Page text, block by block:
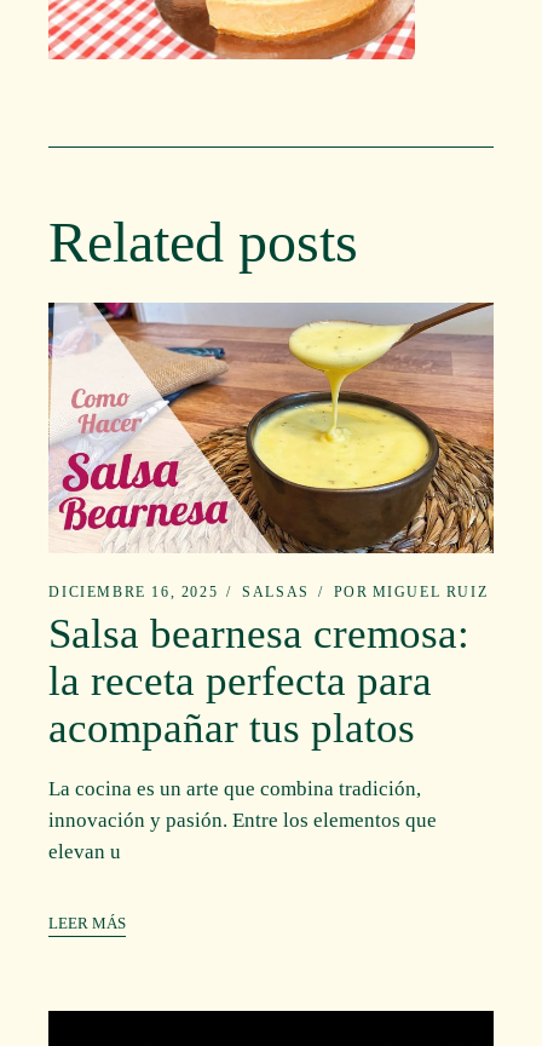
Related posts
DICIEMBRE 16, 2025 SALSAS POR MIGUEL RUIZ
Salsa bearnesa cremosa:
la receta perfecta para
acompañar tus platos
La cocina es un arte que combina tradición,
innovación y pasión. Entre los elementos que
elevan u
LEER MÁS